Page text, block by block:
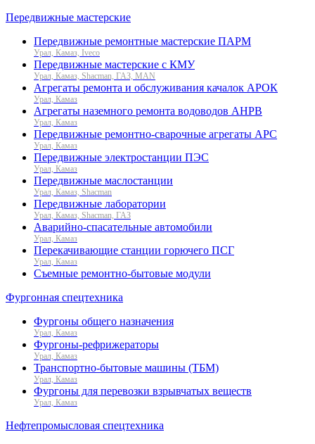
Передвижные мастерские
Передвижные ремонтные мастерские ПАРМ
Урал, Камаз, Iveco
Передвижные мастерские с КМУ
Урал, Камаз, Shacman, ГАЗ, MAN
Агрегаты ремонта и обслуживания качалок АРОК
Урал, Камаз
Агрегаты наземного ремонта водоводов АНРВ
Урал, Камаз
Передвижные ремонтно-сварочные агрегаты АРС
Урал, Камаз
Передвижные электростанции ПЭС
Урал, Камаз
Передвижные маслостанции
Урал, Камаз, Shacman
Передвижные лаборатории
Урал, Камаз, Shacman, ГАЗ
Аварийно-спасательные автомобили
Урал, Камаз
Перекачивающие станции горючего ПСГ
Урал, Камаз
Съемные ремонтно-бытовые модули
Фургонная спецтехника
Фургоны общего назначения
Урал, Камаз
Фургоны-рефрижераторы
Урал, Камаз
Транспортно-бытовые машины (ТБМ)
Урал, Камаз
Фургоны для перевозки взрывчатых веществ
Урал, Камаз
Нефтепромысловая спецтехника